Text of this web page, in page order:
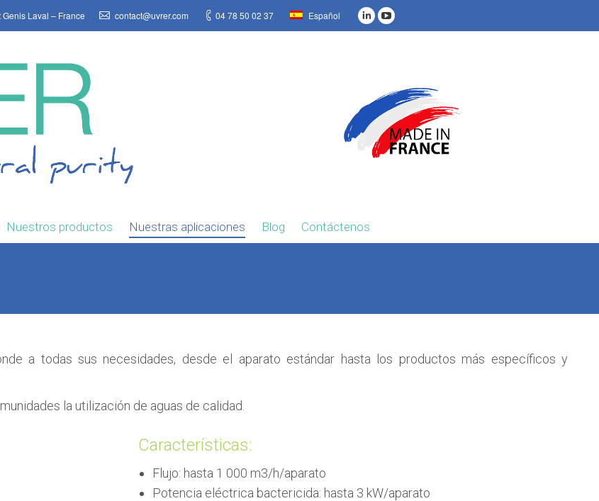
Laval – France contact@uvrer.com 04 78 50 02 37 Español
Nuestros productos Nuestras aplicaciones Blog Contáctenos
a todas sus necesidades, desde el aparato estándar hasta los productos más específicos y
la utilización de aguas de calidad.
Características:
Flujo: hasta 1 000 m3/h/aparato
Potencia eléctrica bactericida: hasta 3 kW/aparato